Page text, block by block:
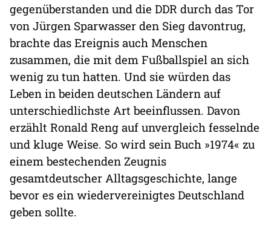
gegenüberstanden und die DDR durch das Tor
von Jürgen Sparwasser den Sieg davontrug,
brachte das Ereignis auch Menschen
zusammen, die mit dem Fußballspiel an sich
wenig zu tun hatten. Und sie würden das
Leben in beiden deutschen Ländern auf
unterschiedlichste Art beeinflussen. Davon
erzählt Ronald Reng auf unvergleich fesselnde
und kluge Weise. So wird sein Buch »1974« zu
einem bestechenden Zeugnis
gesamtdeutscher Alltagsgeschichte, lange
bevor es ein wiedervereinigtes Deutschland
geben sollte.